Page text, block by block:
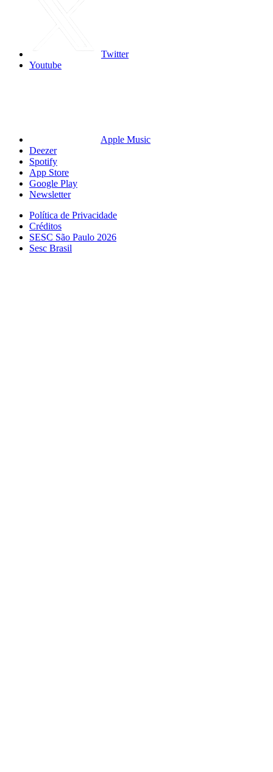
Twitter
Youtube
Apple Music
Deezer
Spotify
App Store
Google Play
Newsletter
Política de Privacidade
Créditos
SESC São Paulo 2026
Sesc Brasil